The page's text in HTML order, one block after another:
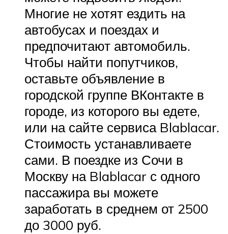
Многие не хотят ездить на
автобусах и поездах и
предпочитают автомобиль.
Чтобы найти попутчиков,
оставьте объявление в
городской группе ВКонтакте в
городе, из которого вы едете,
или на сайте сервиса Blablacar.
Стоимость устанавливаете
сами. В поездке из Сочи в
Москву на Blablacar с одного
пассажира вы можете
заработать в среднем от 2500
до 3000 руб.